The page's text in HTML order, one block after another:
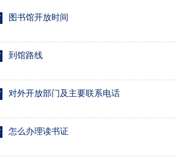
图书馆开放时间
到馆路线
对外开放部门及主要联系电话
怎么办理读书证